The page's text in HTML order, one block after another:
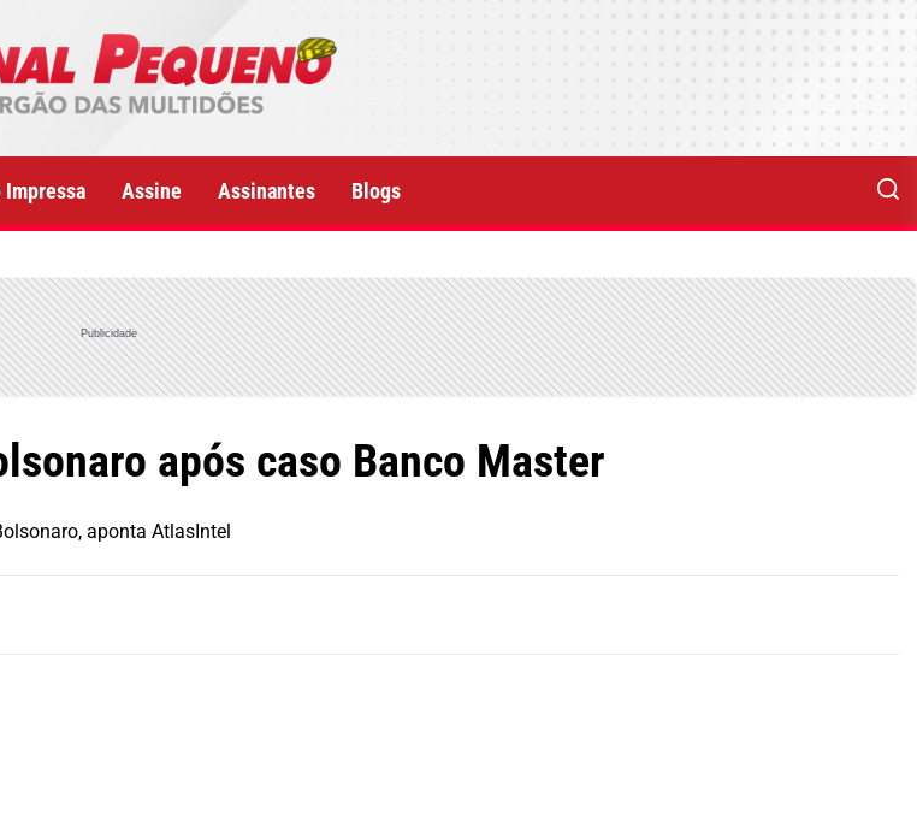
Impressa Assine Assinantes Blogs
Publicidade
após caso Banco Master
aponta AtlasIntel